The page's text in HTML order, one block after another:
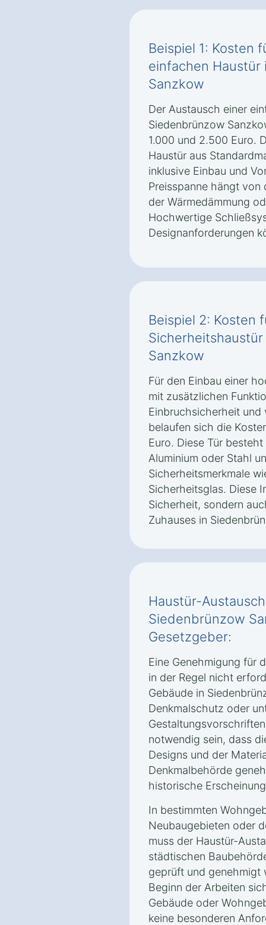
Beispiel 1: Kosten
einfachen
Sanzkow
Der Austausch einer
Siedenbrünzow
1.000 und 2.500 Euro.
Haustür aus
inklusive Einbau und
Preisspanne hängt
der Wärmedämmung
Hochwertige
Designanforderungen
Beispiel 2: Kosten
Sanzkow
Für den Einbau einer
mit zusätzlichen
Einbruchsicherheit und
belaufen sich die
Euro. Diese Tür
Aluminium oder Stahl
Sicherheitsmerkmale
Sicherheitsglas. Diese
Sicherheit, sondern
Zuhauses in
Haustür-
Siedenbrünzow
Gesetzgeber:
Eine Genehmigung für
in der Regel nicht
Gebäude in
Denkmalschutz oder
notwendig sein, dass
Designs und der
Denkmalbehörde
historische
In bestimmten
Neubaugebieten oder
muss der Haustür-
städtischen
geprüft und genehmigt
Beginn der Arbeiten
Gebäude oder
keine besonderen